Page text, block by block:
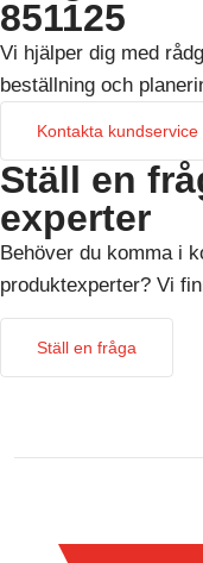
851125
Vi hjälper dig med
beställning och
Kontakta kundservice
Ställ en
experter
Behöver du komma i
produktexperter? Vi
Ställ en fråga